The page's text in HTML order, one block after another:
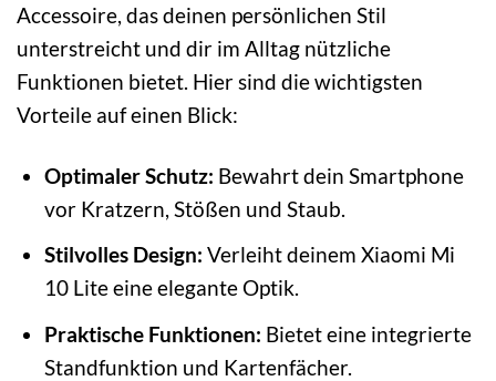
Accessoire, das deinen persönlichen Stil
unterstreicht und dir im Alltag nützliche
Funktionen bietet. Hier sind die wichtigsten
Vorteile auf einen Blick:
Optimaler Schutz: Bewahrt dein Smartphone
vor Kratzern, Stößen und Staub.
Stilvolles Design: Verleiht deinem Xiaomi Mi
10 Lite eine elegante Optik.
Praktische Funktionen: Bietet eine integrierte
Standfunktion und Kartenfächer.